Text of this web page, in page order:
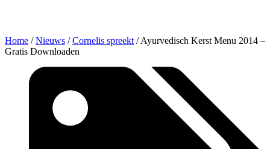
Home /Nieuws /Cornelis spreekt /Ayurvedisch Kerst Menu 2014 –
Gratis Downloaden